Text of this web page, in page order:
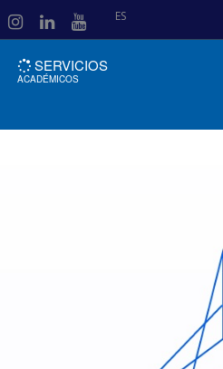
ES
SERVICIOS
ACADÉMICOS